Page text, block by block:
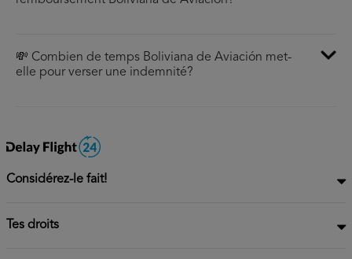
💸 Combien de temps Boliviana de Aviación met-
elle pour verser une indemnité?
Considérez-le fait!
Tes droits